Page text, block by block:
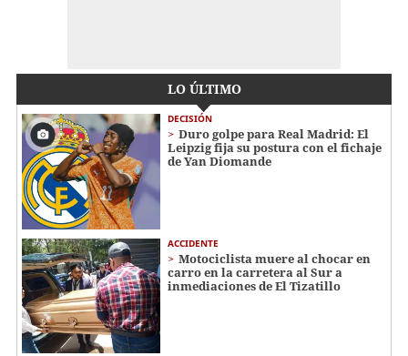
LO ÚLTIMO
DECISIÓN
Duro golpe para Real Madrid: El
Leipzig fija su postura con el fichaje
de Yan Diomande
ACCIDENTE
Motociclista muere al chocar en
carro en la carretera al Sur a
inmediaciones de El Tizatillo